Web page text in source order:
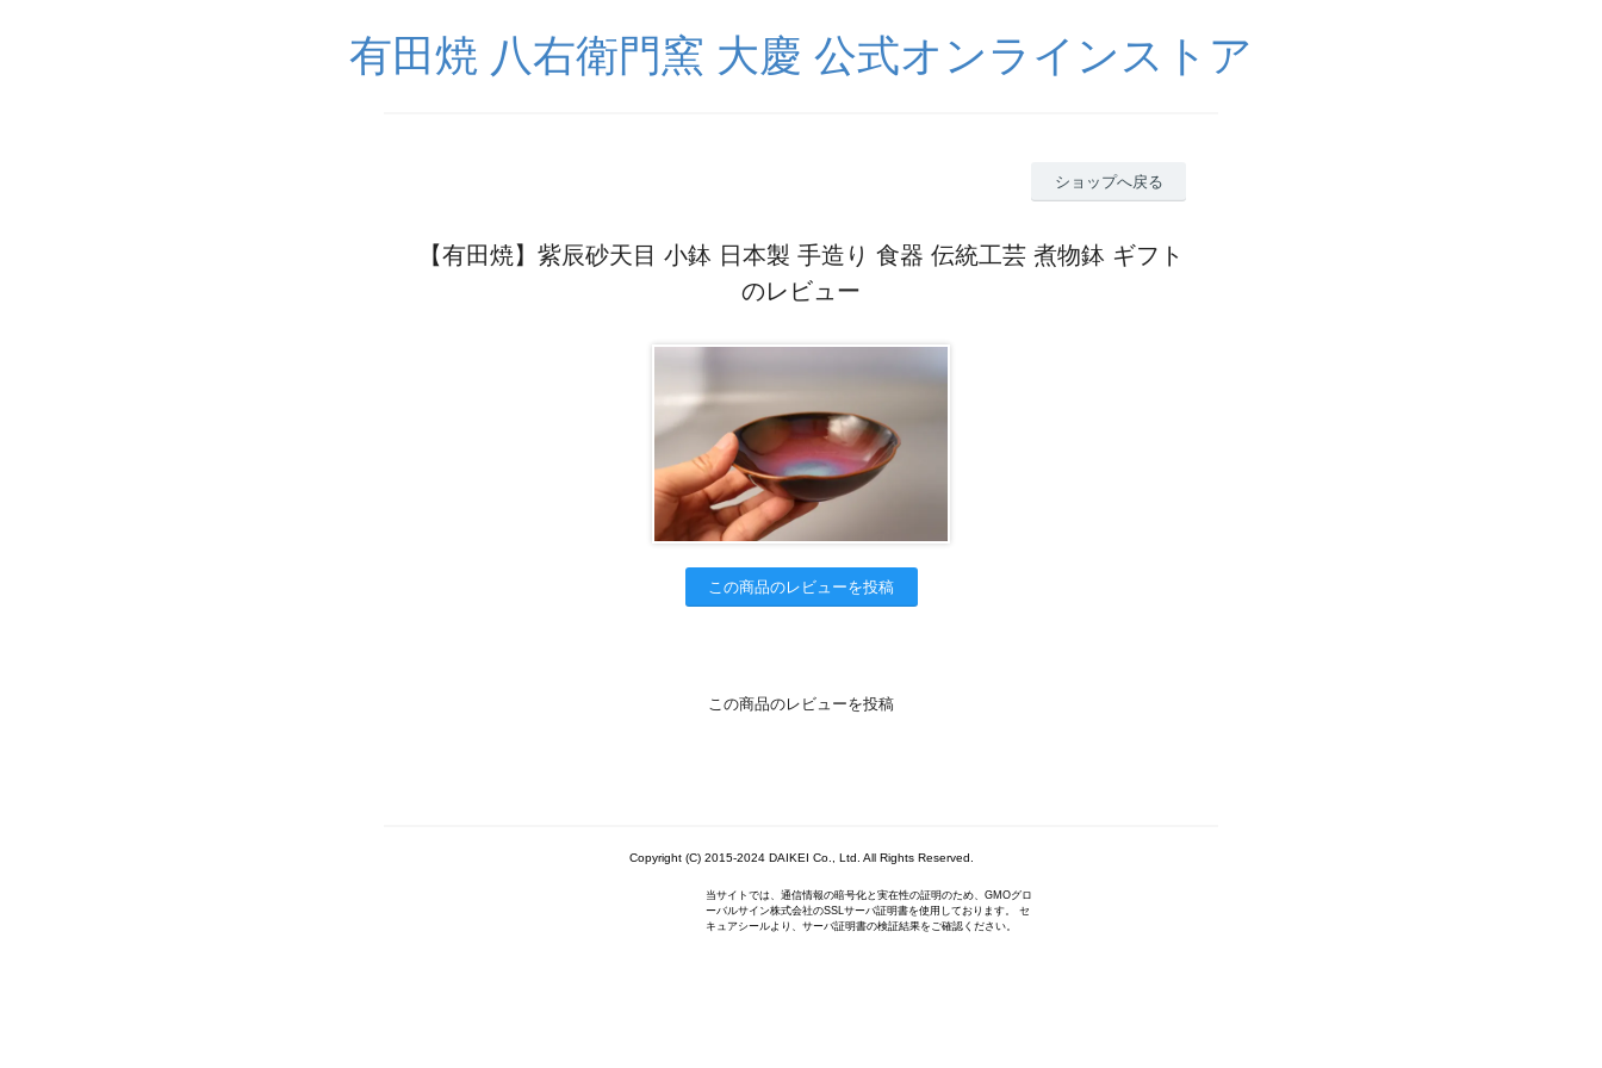
有田焼 八右衛門窯 大慶 公式オンラインストア
ショップへ戻る
【有田焼】紫辰砂天目 小鉢 日本製 手造り 食器 伝統工芸 煮物鉢 ギフト
のレビュー
この商品のレビューを投稿
この商品のレビューを投稿
Copyright (C) 2015-2024 DAIKEI Co., Ltd. All Rights Reserved.
当サイトでは、通信情報の暗号化と実在性の証明のため、GMOグロ
ーバルサイン株式会社のSSLサーバ証明書を使用しております。 セ
キュアシールより、サーバ証明書の検証結果をご確認ください。